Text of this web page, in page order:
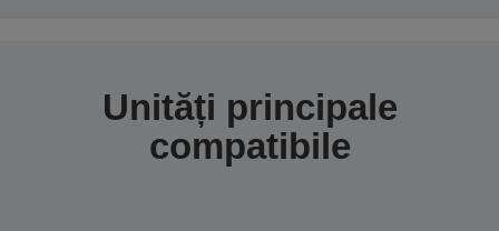
Unități principale
compatibile